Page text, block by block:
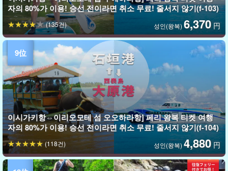
자의 80%가 이용! 승선 전이라면 취소 무료! 줄서지 않기(f-103)
성인(왕복) 6,370 円
(135건)
이시가키항⇔이리오모테 섬 오오하라항] 페리 왕복 티켓 여행
자의 80%가 이용! 승선 전이라면 취소 무료! 줄서지 않기(f-104)
성인(왕복) 4,880 円
(118건)